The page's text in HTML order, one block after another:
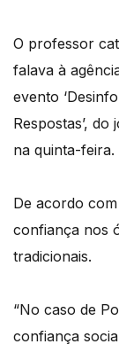
O professor
falava à
evento
Respostas’,
na quinta-feira.
De acordo
confiança nos
tradicionais.
“No caso de
confiança